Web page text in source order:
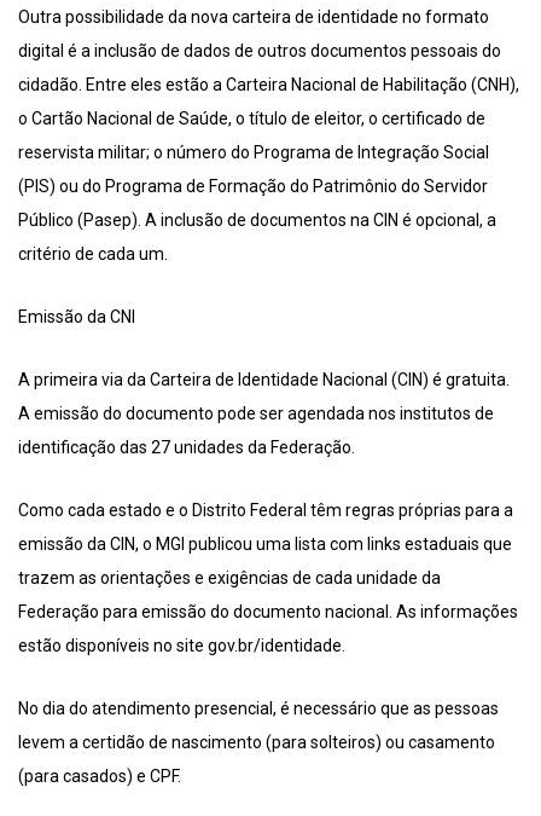
Outra possibilidade da nova carteira de identidade no formato
digital é a inclusão de dados de outros documentos pessoais do
cidadão. Entre eles estão a Carteira Nacional de Habilitação (CNH),
o Cartão Nacional de Saúde, o título de eleitor, o certificado de
reservista militar; o número do Programa de Integração Social
(PIS) ou do Programa de Formação do Patrimônio do Servidor
Público (Pasep). A inclusão de documentos na CIN é opcional, a
critério de cada um.
Emissão da CNI
A primeira via da Carteira de Identidade Nacional (CIN) é gratuita.
A emissão do documento pode ser agendada nos institutos de
identificação das 27 unidades da Federação.
Como cada estado e o Distrito Federal têm regras próprias para a
emissão da CIN, o MGI publicou uma lista com links estaduais que
trazem as orientações e exigências de cada unidade da
Federação para emissão do documento nacional. As informações
estão disponíveis no site gov.br/identidade.
No dia do atendimento presencial, é necessário que as pessoas
levem a certidão de nascimento (para solteiros) ou casamento
(para casados) e CPF.